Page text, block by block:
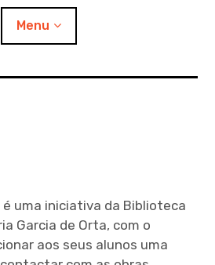
Menu
é uma iniciativa da Biblioteca
Garcia de Orta, com o
aos seus alunos uma